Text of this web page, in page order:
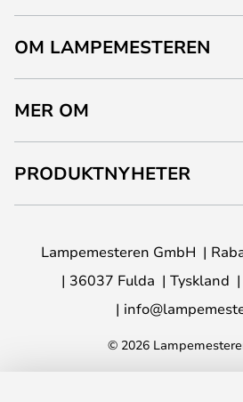
OM LAMPEMESTEREN
MER OM
PRODUKTNYHETER
Lampemesteren GmbH
36037 Fulda
Tyskland
© 2026